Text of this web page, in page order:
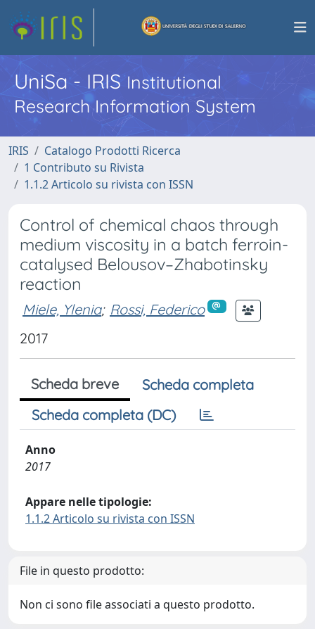
UniSa - IRISInstitutional
Research Information System
IRIS
Catalogo Prodotti Ricerca
1 Contributo su Rivista
1.1.2 Articolo su rivista con ISSN
Control of chemical chaos through
medium viscosity in a batch ferroin-
catalysed Belousov–Zhabotinsky
reaction
Miele, Ylenia; Rossi, Federico
2017
Scheda breve
Scheda completa
Scheda completa (DC)
Anno
2017
Appare nelle tipologie:
1.1.2 Articolo su rivista con ISSN
File in questo prodotto:
Non ci sono file associati a questo prodotto.